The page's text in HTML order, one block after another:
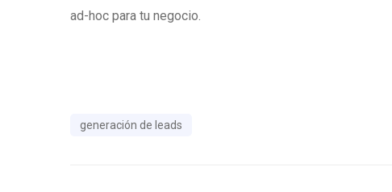
ad-hoc para tu negocio.
generación de leads